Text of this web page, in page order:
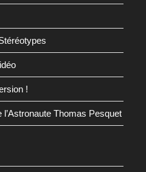
!
l’Astronaute Thomas Pesquet